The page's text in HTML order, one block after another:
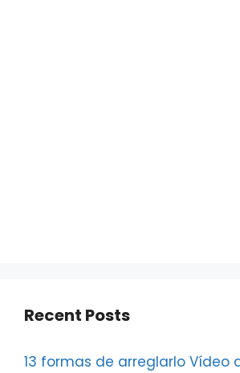
Recent Posts
13 formas de arreglarlo Vídeo